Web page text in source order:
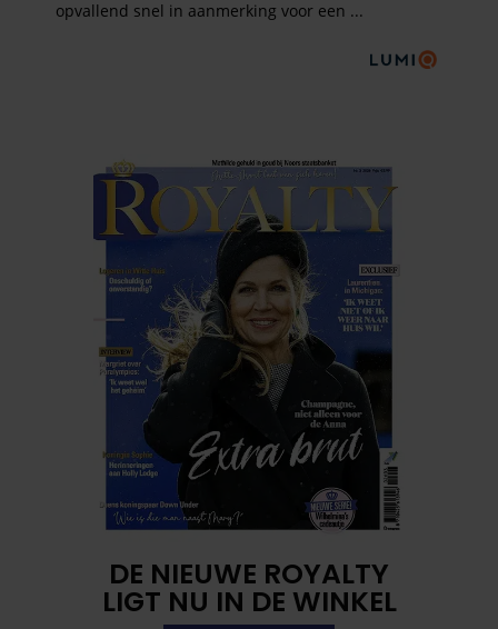
DE NIEUWE ROYALTY
LIGT NU IN DE WINKEL